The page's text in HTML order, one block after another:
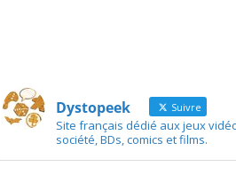
Dystopeek Suivre
Site français dédié aux jeux
société, BDs, comics et films.